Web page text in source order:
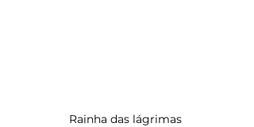
Rainha das lágrimas